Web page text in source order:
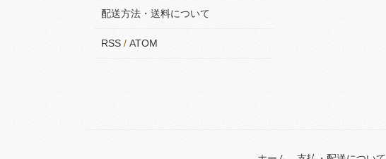
配送方法・送料について
RSS / ATOM